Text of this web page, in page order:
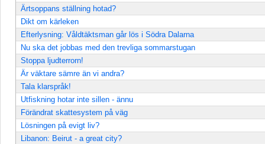
Ärtsoppans ställning hotad?
Dikt om kärleken
Efterlysning: Våldtäktsman går lös i Södra Dalarna
Nu ska det jobbas med den trevliga sommarstugan
Stoppa ljudterrorn!
Är väktare sämre än vi andra?
Tala klarspråk!
Utfiskning hotar inte sillen - ännu
Förändrat skattesystem på väg
Lösningen på evigt liv?
Libanon: Beirut - a great city?